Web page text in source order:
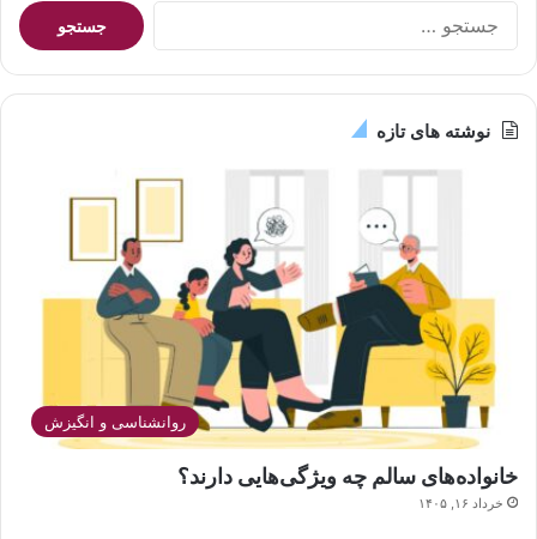
جستجو
برای:
نوشته های تازه
روانشناسی و انگیزش
خانواده‌های سالم چه ویژگی‌هایی دارند؟
خرداد ۱۶, ۱۴۰۵